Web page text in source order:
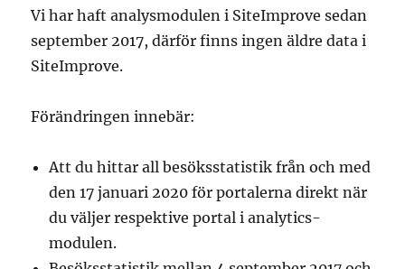
Vi har haft analysmodulen i SiteImprove sedan
september 2017, därför finns ingen äldre data i
SiteImprove.
Förändringen innebär:
Att du hittar all besöksstatistik från och med
den 17 januari 2020 för portalerna direkt när
du väljer respektive portal i analytics-
modulen.